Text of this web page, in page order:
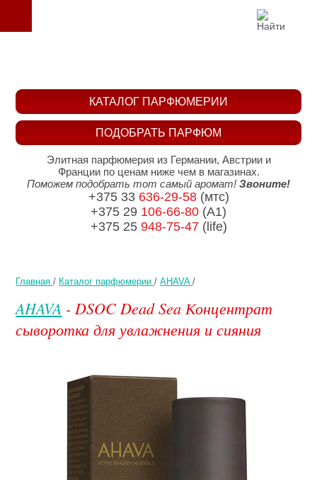
Главная / Каталог парфюмерии /AHAVA /
AHAVA - DSOC Dead Sea Концентрат
сыворотка для увлажнения и сияния
ПОДОБРАТЬ ПАРФЮМ
КАТАЛОГ ПАРФЮМЕРИИ
Элитная парфюмерия из Германии, Австрии и
Франции по ценам ниже чем в магазинах.
Поможем подобрать тот самый аромат! Звоните!
+375 33 636-29-58(мтс)
+375 29 106-66-80 (A1)
+375 25 948-75-47(life)